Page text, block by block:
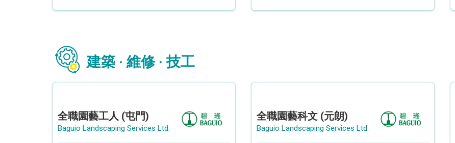
建築 · 維修 · 技工
全職園藝工人 (屯門)
Baguio Landscaping Services Ltd.
全職園藝科文 (元朗)
Baguio Landscaping Services Ltd.